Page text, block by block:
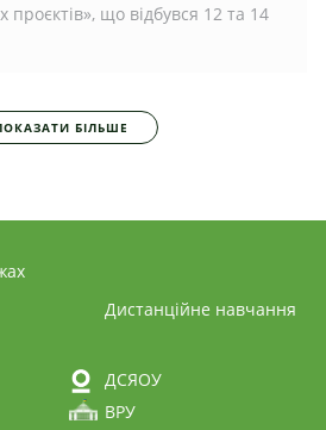
проєктів», що відбувся 12 та 14
БІЛЬШЕ
Дистанційне навчання
ДСЯОУ
ВРУ